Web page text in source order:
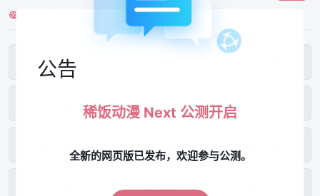
稀饭新番主线-2
第01集
公告
稀饭动漫 Next 公测开启
全新的网页版已发布，欢迎参与公测。